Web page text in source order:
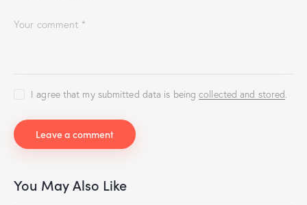
I agree that my submitted data is beingcollected and stored.
You May Also Like